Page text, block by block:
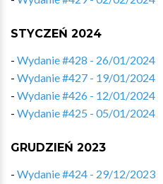
STYCZEŃ 2024
- Wydanie #428 - 26/01/2024
- Wydanie #427 - 19/01/2024
- Wydanie #426 - 12/01/2024
- Wydanie #425 - 05/01/2024
GRUDZIEŃ 2023
- Wydanie #424 - 29/12/2023